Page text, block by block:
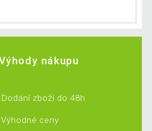
nákupu
Dodání zboží do 48h
Výhodné ceny